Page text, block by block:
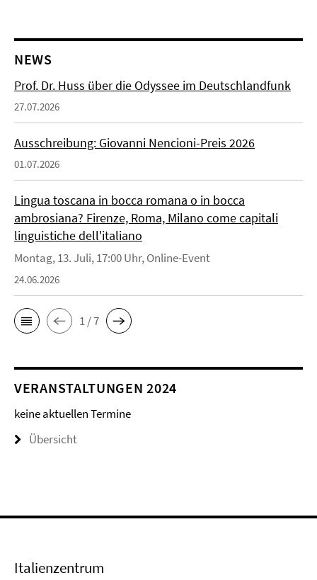
NEWS
Prof. Dr. Huss über die Odyssee im Deutschlandfunk
27.07.2026
Ausschreibung: Giovanni Nencioni-Preis 2026
01.07.2026
Lingua toscana in bocca romana o in bocca
ambrosiana? Firenze, Roma, Milano come capitali
linguistiche dell'italiano
Montag, 13. Juli, 17:00 Uhr, Online-Event
24.06.2026
1 / 7
VERANSTALTUNGEN 2024
keine aktuellen Termine
Übersicht
Italienzentrum